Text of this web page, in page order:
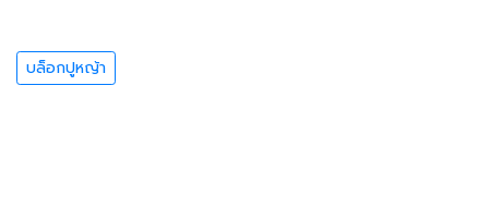
บล็อกปูหญ้า